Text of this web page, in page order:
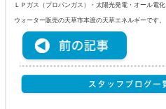
ＬＰガス（プロパンガス）・太陽光発電・オール電
ウォーター販売の天草市本渡の天草エネルギーです。